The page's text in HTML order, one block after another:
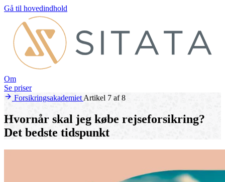
Gå til hovedindhold
Om
Se priser
ForsikringsakademietArtikel 7 af 8
Hvornår skal jeg købe rejseforsikring?
Det bedste tidspunkt